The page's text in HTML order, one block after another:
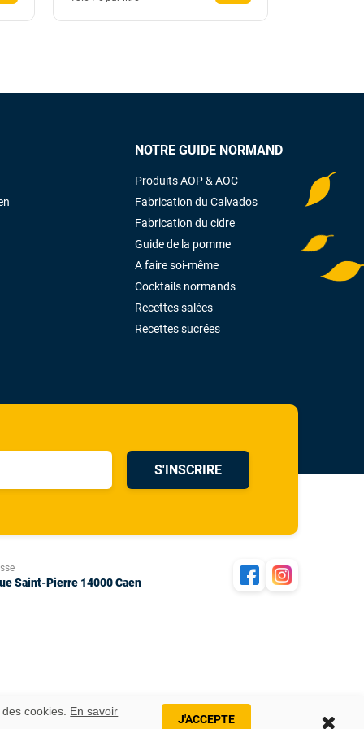
NOTRE GUIDE NORMAND
Produits AOP & AOC
Fabrication du Calvados
Fabrication du cidre
Guide de la pomme
A faire soi-même
Cocktails normands
Recettes salées
Recettes sucrées
S'INSCRIRE
Saint-Pierre 14000 Caen
cookies. En savoir
J'ACCEPTE